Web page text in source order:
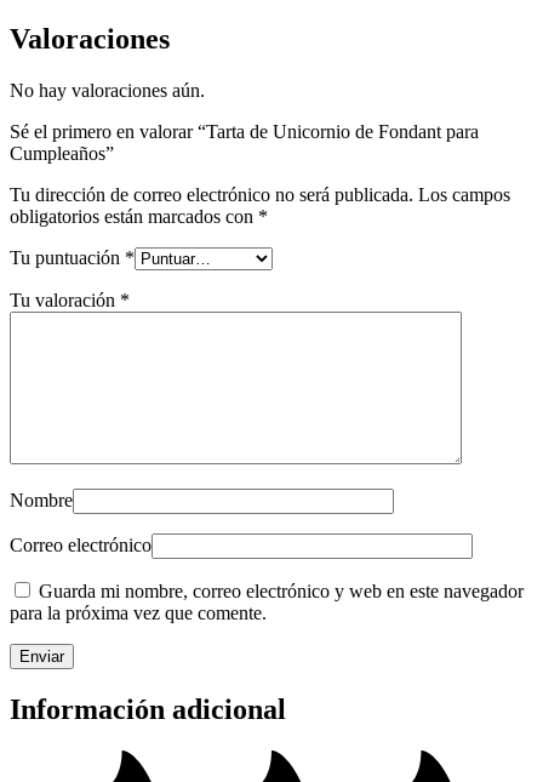
Valoraciones
No hay valoraciones aún.
Sé el primero en valorar “Tarta de Unicornio de Fondant para
Cumpleaños”
Tu dirección de correo electrónico no será publicada. Los campos
obligatorios están marcados con *
Tu puntuación *
Tu valoración *
Nombre
Correo electrónico
Guarda mi nombre, correo electrónico y web en este navegador
para la próxima vez que comente.
Información adicional